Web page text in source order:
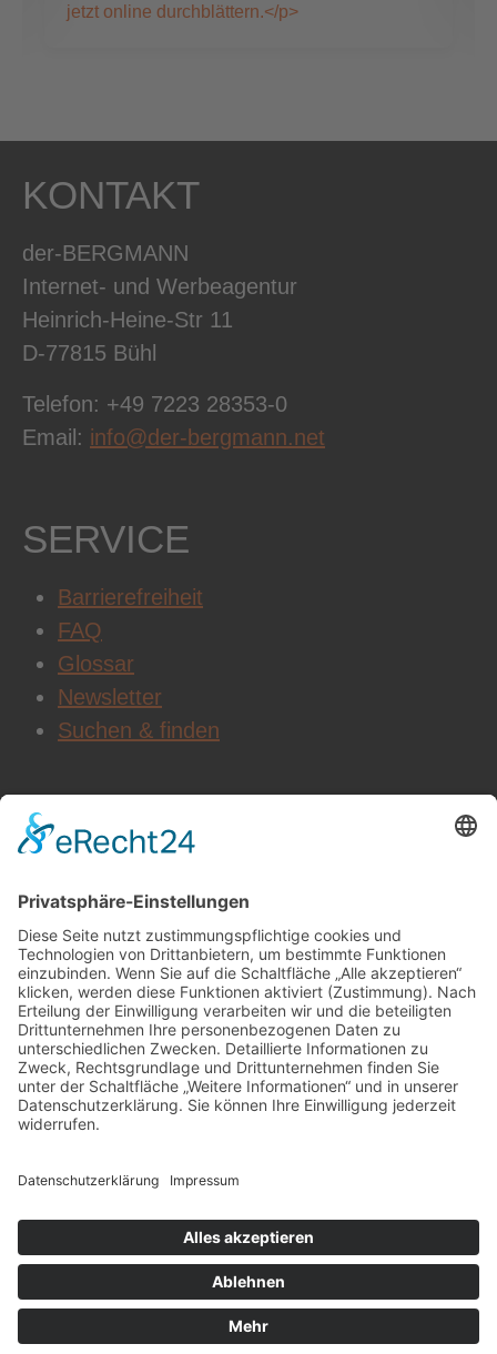
jetzt online durchblättern.</p>
KONTAKT
der-BERGMANN
Internet- und Werbeagentur
Heinrich-Heine-Str 11
D-77815 Bühl
Telefon: +49 7223 28353-0
Email: info@der-bergmann.net
SERVICE
Barrierefreiheit
FAQ
Glossar
Newsletter
Suchen & finden
WEITERE INFOS
Impressum
AGB
Cookie-Einstellungen
Jobs & Karriere
SOCIAL